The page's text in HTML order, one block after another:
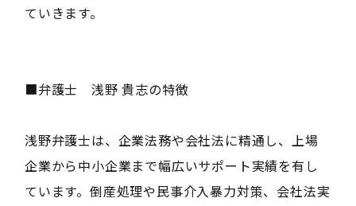
ていきます。
■弁護士 浅野 貴志の特徴
浅野弁護士は、企業法務や会社法に精通し、上場
企業から中小企業まで幅広いサポート実績を有し
ています。倒産処理や民事介入暴力対策、会社法実